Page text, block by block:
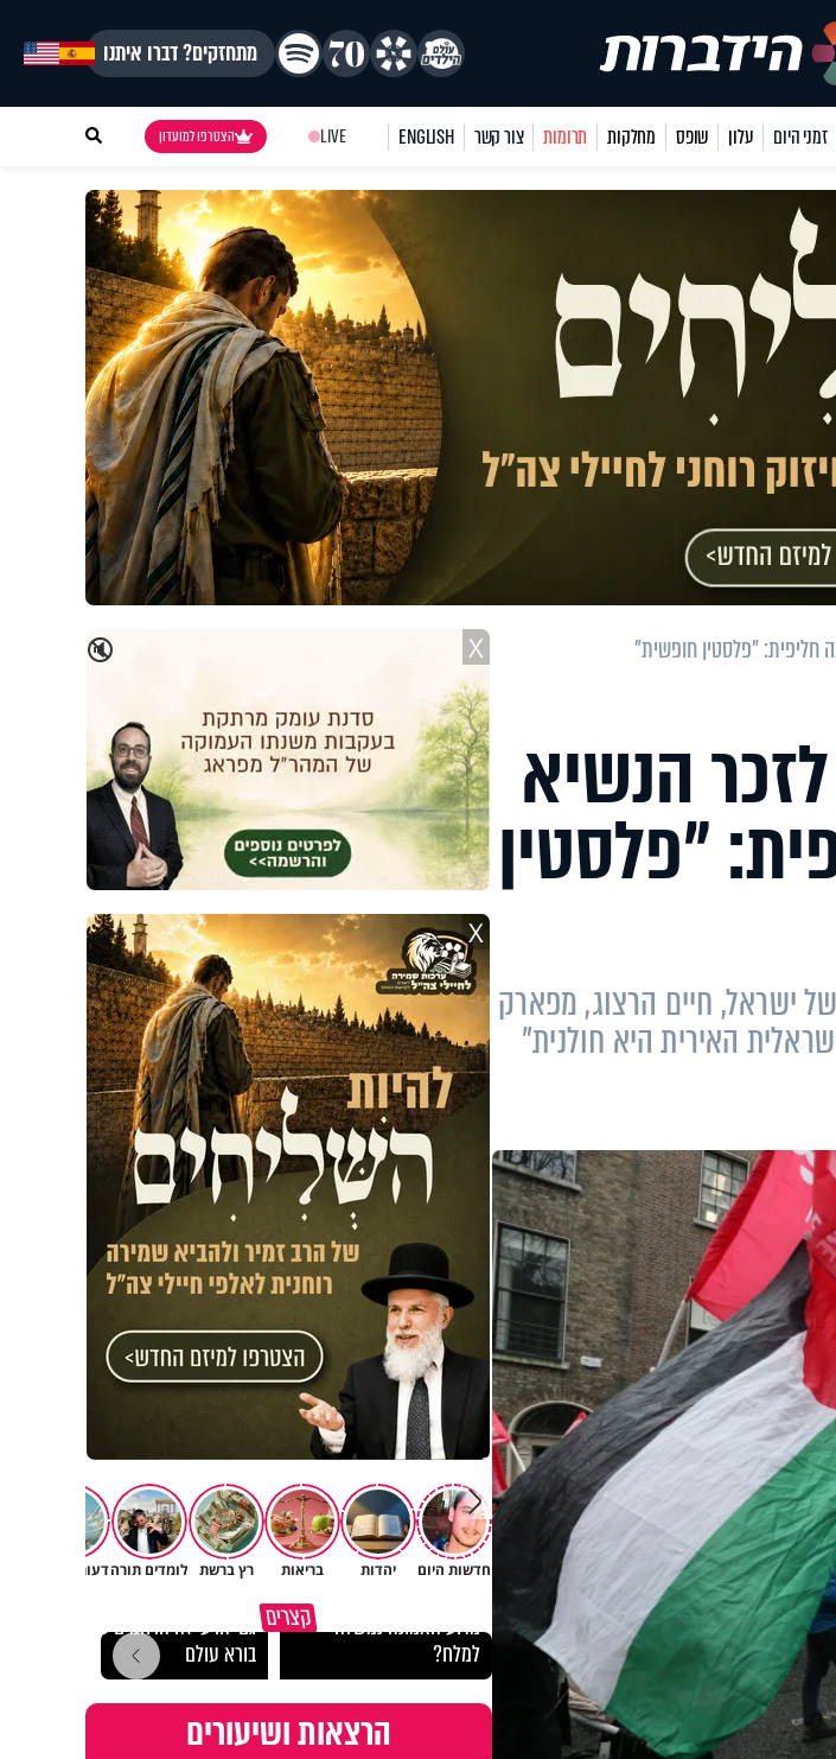
מתחזקים? דברו איתנו
זמני היום עלון שופס מחלקות תרומות צור קשר ENGLISH
LIVE הצטרפו למועדון
״פלסטין חופשית״
הנשיא
״פלסטין
ישראל, חיים הרצוג, מפארק
האירית היא חולנית"
🔇 X
X
חדשות היום יהדות בריאות רץ ברשת לומדים תורהדעות וטורים
קצרים
מדוע האמונה נמשלה
למלח?
גם ׳הרע׳ זה הרחמים של
בורא עולם
הרצאות ושיעורים